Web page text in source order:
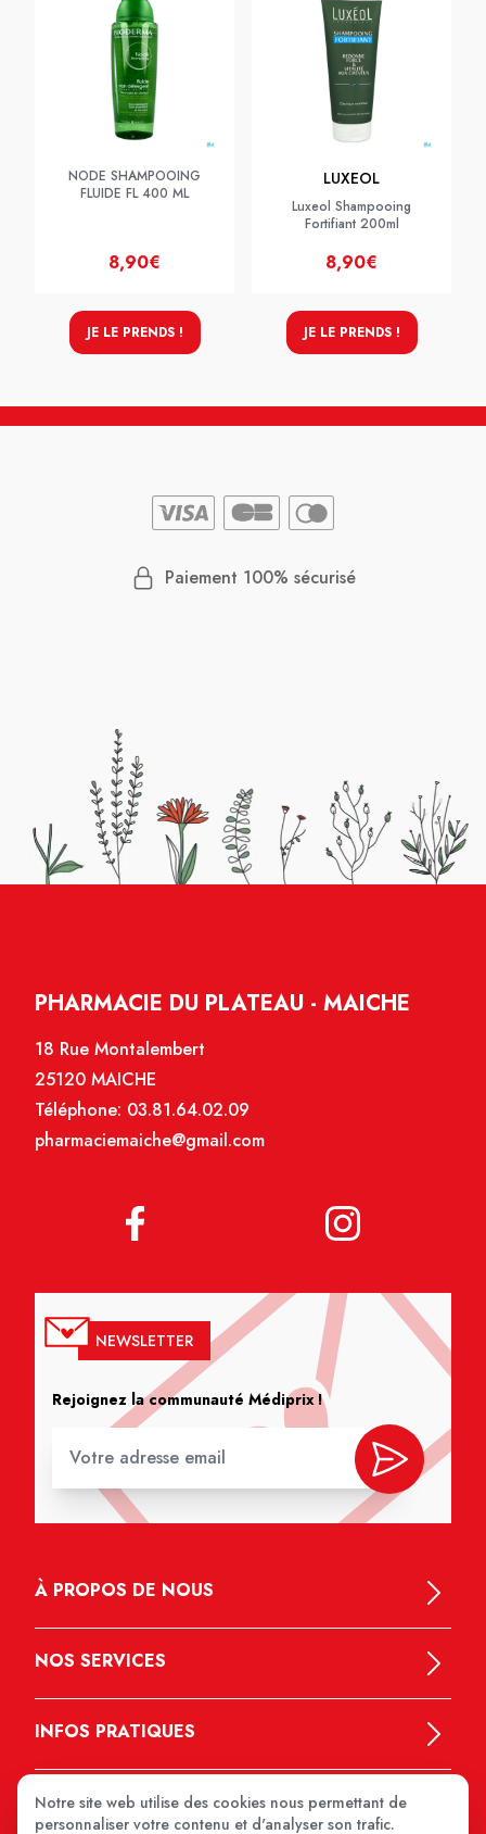
NODE SHAMPOOING
FLUIDE FL 400 ML
8,90€
JE LE PRENDS !
LUXEOL
Luxeol Shampooing
Fortifiant 200ml
8,90€
JE LE PRENDS !
Paiement 100% sécurisé
PHARMACIE DU PLATEAU - MAICHE
18 Rue Montalembert
25120 MAICHE
Téléphone: 03.81.64.02.09
pharmaciemaiche@gmail.com
NEWSLETTER
Rejoignez la communauté Médiprix !
À PROPOS DE NOUS
NOS SERVICES
INFOS PRATIQUES
Notre site web utilise des cookies nous permettant de
personnaliser votre contenu et d'analyser son trafic.